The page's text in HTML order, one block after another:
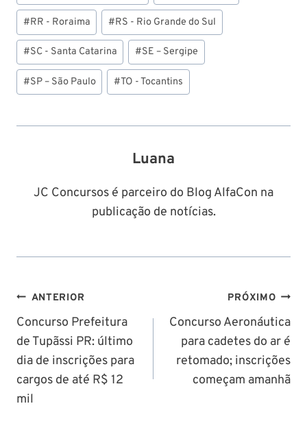
#RR - Roraima #RS - Rio Grande do Sul
#SC - Santa Catarina #SE – Sergipe
#SP – São Paulo #TO - Tocantins
Luana
JC Concursos é parceiro do Blog AlfaCon na
publicação de notícias.
Navegação
de
Post
ANTERIOR
Concurso Prefeitura
de Tupãssi PR: último
dia de inscrições para
cargos de até R$ 12
mil
PRÓXIMO
Concurso Aeronáutica
para cadetes do ar é
retomado; inscrições
começam amanhã